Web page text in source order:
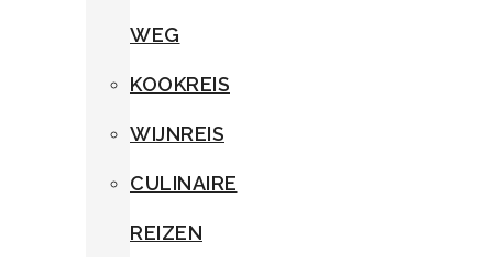
WEG
KOOKREIS
WIJNREIS
CULINAIRE
REIZEN